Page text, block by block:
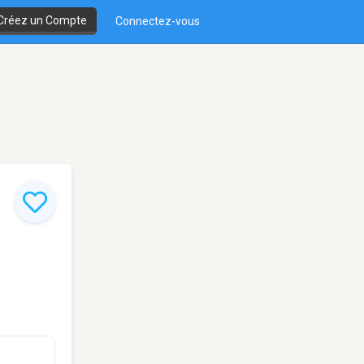
un Compte Connectez-vous